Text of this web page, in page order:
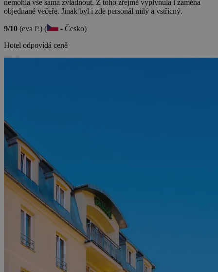
nemohla vše sama zvládnout. Z toho zřejmě vyplynula i záměna
objednané večeře. Jinak byl i zde personál milý a vstřícný.
9/10 (eva P.) (
- Česko)
Hotel odpovídá ceně